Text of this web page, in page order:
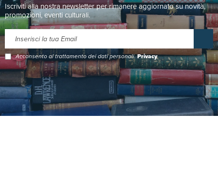
Iscriviti alla nostra newsletter per rimanere aggiornato su novità,
promozioni, eventi culturali.
Acconsento al trattamento dei dati personali.Privacy